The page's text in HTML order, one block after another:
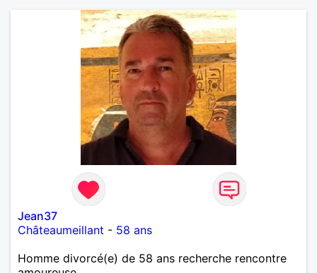
d'informations. A bientôt
Jean37
Châteaumeillant - 58 ans
Homme divorcé(e) de 58 ans recherche rencontre